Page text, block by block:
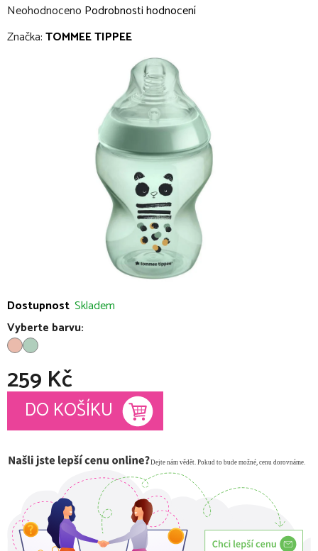
Dostupnost Skladem
Vyberte barvu:
259 Kč
Měrná cena:
DO KOŠÍKU
Průměrné
hodnocení
Neohodnoceno Podrobnosti hodnocení
Značka:TOMMEE TIPPEE